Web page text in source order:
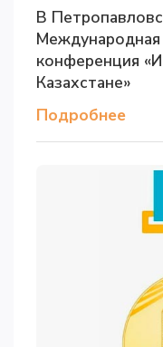
В
Международная
конференция
Казахстане»
Подробнее